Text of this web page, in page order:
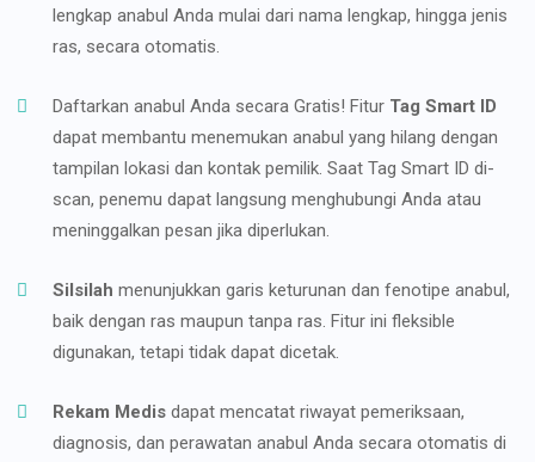
lengkap anabul Anda mulai dari nama lengkap, hingga jenis
ras, secara otomatis.
Daftarkan anabul Anda secara Gratis! Fitur Tag Smart ID
dapat membantu menemukan anabul yang hilang dengan
tampilan lokasi dan kontak pemilik. Saat Tag Smart ID di-
scan, penemu dapat langsung menghubungi Anda atau
meninggalkan pesan jika diperlukan.
Silsilah menunjukkan garis keturunan dan fenotipe anabul,
baik dengan ras maupun tanpa ras. Fitur ini fleksible
digunakan, tetapi tidak dapat dicetak.
Rekam Medis dapat mencatat riwayat pemeriksaan,
diagnosis, dan perawatan anabul Anda secara otomatis di